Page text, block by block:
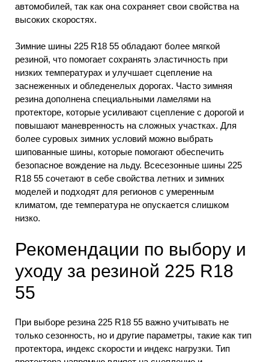
автомобилей, так как она сохраняет свои свойства на
высоких скоростях.
Зимние шины 225 R18 55 обладают более мягкой
резиной, что помогает сохранять эластичность при
низких температурах и улучшает сцепление на
заснеженных и обледенелых дорогах. Часто зимняя
резина дополнена специальными ламелями на
протекторе, которые усиливают сцепление с дорогой и
повышают маневренность на сложных участках. Для
более суровых зимних условий можно выбрать
шипованные шины, которые помогают обеспечить
безопасное вождение на льду. Всесезонные шины 225
R18 55 сочетают в себе свойства летних и зимних
моделей и подходят для регионов с умеренным
климатом, где температура не опускается слишком
низко.
Рекомендации по выбору и
уходу за резиной 225 R18
55
При выборе резина 225 R18 55 важно учитывать не
только сезонность, но и другие параметры, такие как тип
протектора, индекс скорости и индекс нагрузки. Тип